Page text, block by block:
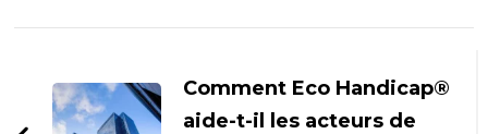
d'article
Comment Eco Handicap®
aide-t-il les acteurs de